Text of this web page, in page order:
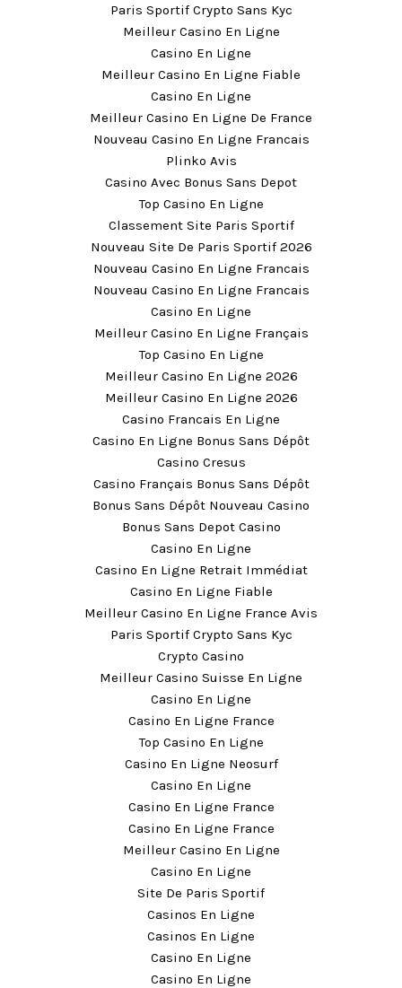
Paris Sportif Crypto Sans Kyc
Meilleur Casino En Ligne
Casino En Ligne
Meilleur Casino En Ligne Fiable
Casino En Ligne
Meilleur Casino En Ligne De France
Nouveau Casino En Ligne Francais
Plinko Avis
Casino Avec Bonus Sans Depot
Top Casino En Ligne
Classement Site Paris Sportif
Nouveau Site De Paris Sportif 2026
Nouveau Casino En Ligne Francais
Nouveau Casino En Ligne Francais
Casino En Ligne
Meilleur Casino En Ligne Français
Top Casino En Ligne
Meilleur Casino En Ligne 2026
Meilleur Casino En Ligne 2026
Casino Francais En Ligne
Casino En Ligne Bonus Sans Dépôt
Casino Cresus
Casino Français Bonus Sans Dépôt
Bonus Sans Dépôt Nouveau Casino
Bonus Sans Depot Casino
Casino En Ligne
Casino En Ligne Retrait Immédiat
Casino En Ligne Fiable
Meilleur Casino En Ligne France Avis
Paris Sportif Crypto Sans Kyc
Crypto Casino
Meilleur Casino Suisse En Ligne
Casino En Ligne
Casino En Ligne France
Top Casino En Ligne
Casino En Ligne Neosurf
Casino En Ligne
Casino En Ligne France
Casino En Ligne France
Meilleur Casino En Ligne
Casino En Ligne
Site De Paris Sportif
Casinos En Ligne
Casinos En Ligne
Casino En Ligne
Casino En Ligne